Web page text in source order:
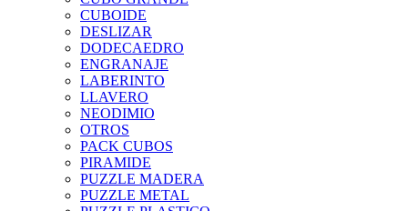
CUBOIDE
DESLIZAR
DODECAEDRO
ENGRANAJE
LABERINTO
LLAVERO
NEODIMIO
OTROS
PACK CUBOS
PIRAMIDE
PUZZLE MADERA
PUZZLE METAL